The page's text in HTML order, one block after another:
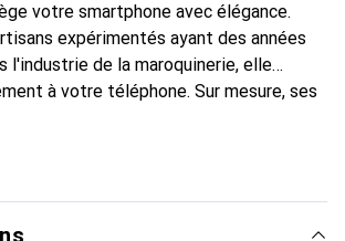
votre smartphone avec élégance.
expérimentés ayant des années
l'industrie de la maroquinerie, elle
à votre téléphone. Sur mesure, ses
l'accessoire chic et indispensable pour
pour ses produits de haute qualité et
fiable pour une clientèle exigeante.